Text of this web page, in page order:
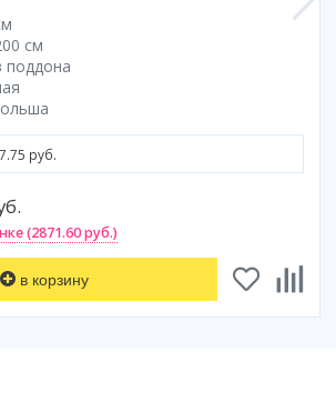
см
поддона
руб.
(2871.60 руб.)
в корзину